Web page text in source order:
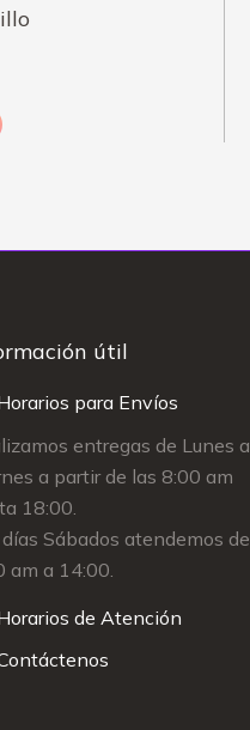
útil
para Envíos
entregas de Lunes a
a partir de las 8:00 am
18:00.
Sábados atendemos de
am a 14:00.
de Atención